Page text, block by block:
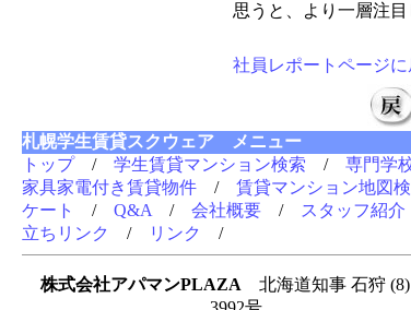
思うと、より一層注
社員レポートページに
札幌学生賃貸スクウェア メニュー
トップ/ 学生賃貸マンション検索 / 専門学
家具家電付き賃貸物件 / 賃貸マンション地図
ケート
/ Q&A / 会社概要 / スタッフ紹介
立ちリンク
/ リンク /
株式会社アパマンPLAZA 北海道知事 石狩